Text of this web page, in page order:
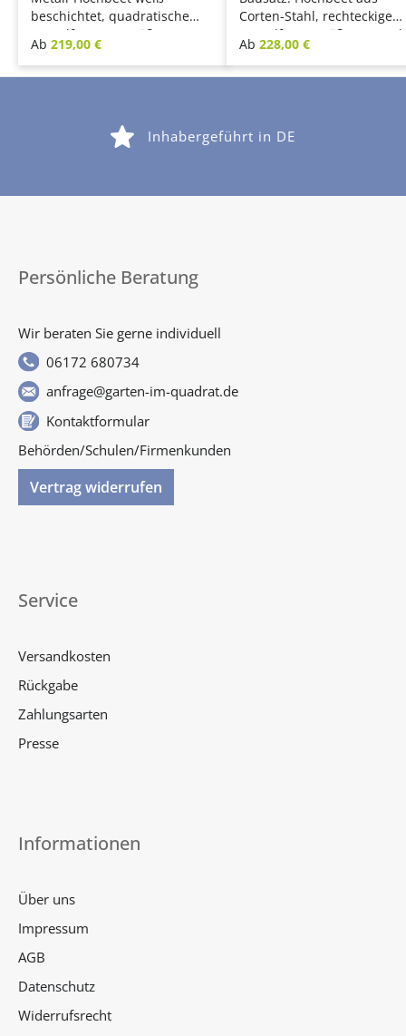
beschichtet, quadratische
Grundform, 15 Größen
lieferbar
Regulärer Preis:
Ab 219,00 €
Corten-Stahl, rechteckige
Grundform,
Regulärer Preis:
Ab 228,00 €
Inhabergeführt in DE
Persönliche Beratung
Wir beraten Sie gerne individuell
06172 680734
anfrage@garten-im-quadrat.de
Kontaktformular
Behörden/Schulen/Firmenkunden
Vertrag widerrufen
Service
Versandkosten
Rückgabe
Zahlungsarten
Presse
Informationen
Über uns
Impressum
AGB
Datenschutz
Widerrufsrecht